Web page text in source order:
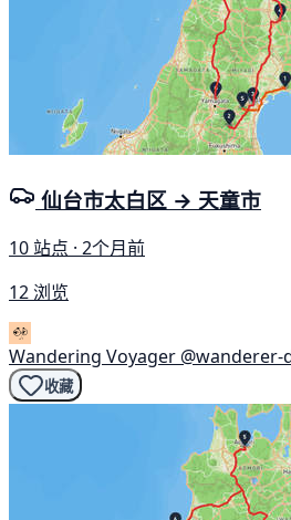
仙台市太白区 → 天童市
10 站点 · 2个月前
12 浏览
Wandering Voyager @wanderer-
收藏